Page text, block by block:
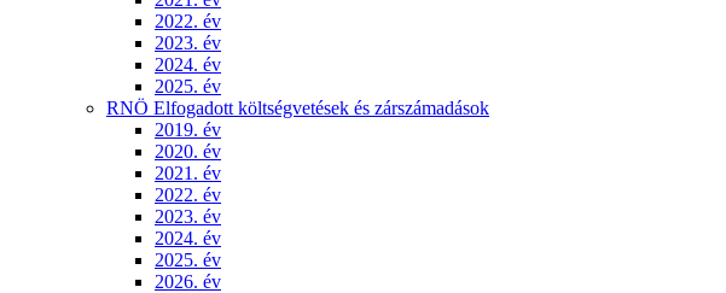
2022. év
2023. év
2024. év
2025. év
RNÖ Elfogadott költségvetések és zárszámadások
2019. év
2020. év
2021. év
2022. év
2023. év
2024. év
2025. év
2026. év